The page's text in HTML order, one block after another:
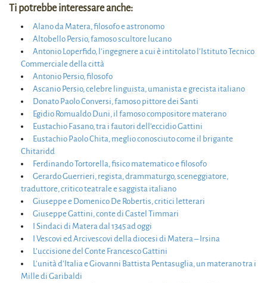
Ti potrebbe interessare anche:
Alano da Matera, filosofo e astronomo
Altobello Persio, famoso scultore lucano
Antonio Loperfido, l’ingegnere a cui è intitolato l’Istituto Tecnico
Commerciale della città
Antonio Persio, filosofo
Ascanio Persio, celebre linguista, umanista e grecista italiano
Donato Paolo Conversi, famoso pittore dei Santi
Egidio Romualdo Duni, il famoso compositore materano
Eustachio Fasano, tra i fautori dell’eccidio Gattini
Eustachio Paolo Chita, meglio conosciuto come il brigante
Chitaridd
Ferdinando Tortorella, fisico matematico e filosofo
Gerardo Guerrieri, regista, drammaturgo, sceneggiatore,
traduttore, critico teatrale e saggista italiano
Giuseppe e Domenico De Robertis, critici letterari
Giuseppe Gattini, conte di Castel Timmari
I Sindaci di Matera dal 1345 ad oggi
I Vescovi ed Arcivescovi della diocesi di Matera – Irsina
L’uccisione del Conte Francesco Gattini
L’unità d’Italia e Giovanni Battista Pentasuglia, un materano tra i
Mille di Garibaldi